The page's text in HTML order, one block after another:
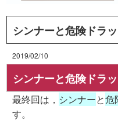
シンナーと危険ドラ
2019/02/10
シンナーと危険ドラ
最終回は， シンナーと危
す。